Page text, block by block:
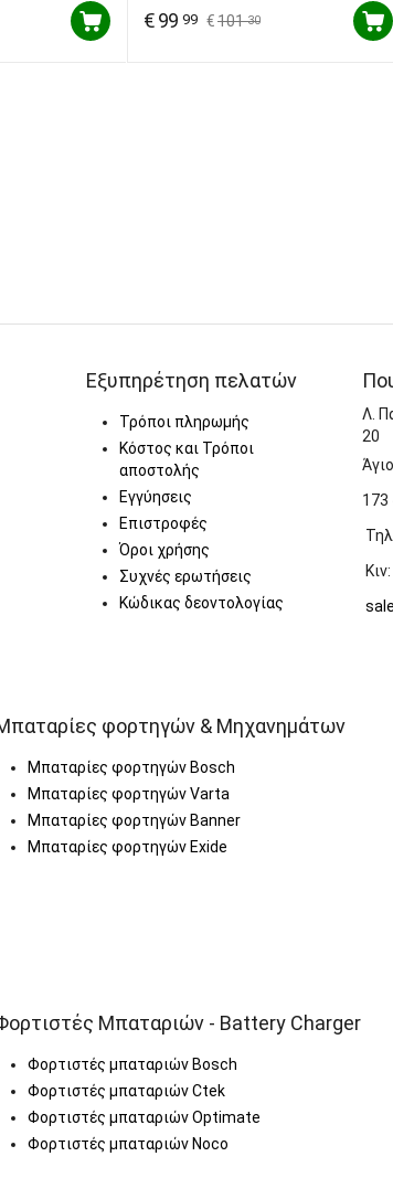
€101 30
€99 99
Εξυπηρέτηση πελατών
Τρόποι πληρωμής
Κόστος και Τρόποι
αποστολής
Εγγύησεις
Επιστροφές
Όροι χρήσης
Συχνές ερωτήσεις
Κώδικας δεοντολογίας
Λ.
20
173
φορτηγών & Μηχανημάτων
Μπαταρίες φορτηγών Bosch
Μπαταρίες φορτηγών Varta
Μπαταρίες φορτηγών Banner
Μπαταρίες φορτηγών Exide
Μπαταριών - Battery Charger
Φορτιστές μπαταριών Bosch
Φορτιστές μπαταριών Ctek
Φορτιστές μπαταριών Optimate
Φορτιστές μπαταριών Noco